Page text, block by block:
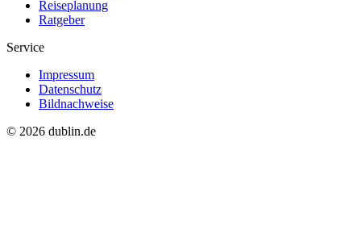
Reiseplanung
Ratgeber
Service
Impressum
Datenschutz
Bildnachweise
© 2026 dublin.de